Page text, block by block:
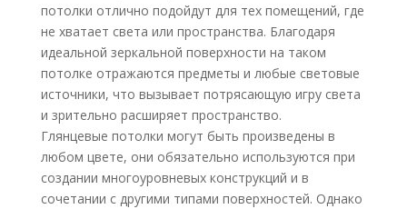
потолки отлично подойдут для тех помещений, где
не хватает света или пространства. Благодаря
идеальной зеркальной поверхности на таком
потолке отражаются предметы и любые световые
источники, что вызывает потрясающую игру света
и зрительно расширяет пространство.
Глянцевые потолки могут быть произведены в
любом цвете, они обязательно используются при
создании многоуровневых конструкций и в
сочетании с другими типами поверхностей. Однако